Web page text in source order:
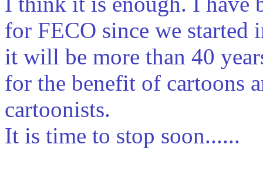
for FECO since we started
it will be more than 40
for the benefit of cartoons
cartoonists.
It is time to stop soon......